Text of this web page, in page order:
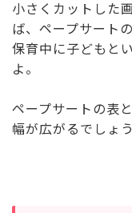
小さくカットした
ば、ペープサート
保育中に子どもと
よ。
ペープサートの表
幅が広がるでしょう